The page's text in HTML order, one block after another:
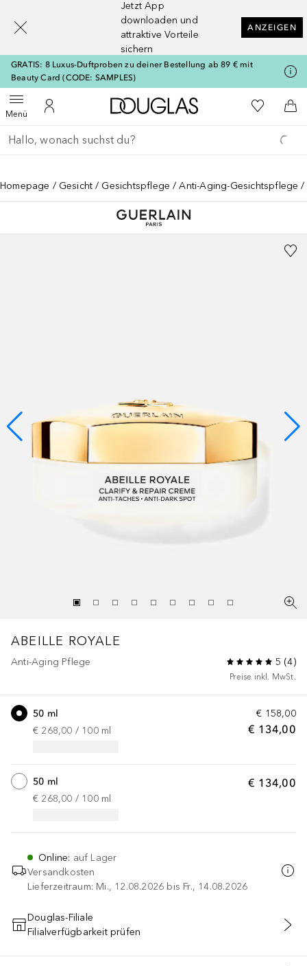
Jetzt App
downloaden und
attraktive Vorteile
sichern
ANZEIGEN
GRATIS: 8 Luxus-Duftproben zu deiner Bestellung ab 89 € mit
Beauty Card (CODE: SAMPLES)
MenüMenü öffnenZu Meinem Kundenkonto
Zur Douglas Startseite
Zu Meiner
Gehe zurück
Suche ausführen
Homepage Gesicht Gesichtspflege Anti-Aging-Gesichtspflege
ABEILLE ROYALE
Anti-Aging Pflege 5 (4)
Preise inkl. MwSt.
€ 158,00
€ 134,00
50 ml
€ 268,00 / 100 ml
€ 134,00
50 ml
€ 268,00 / 100 ml
Online: auf Lager
Versandkosten
Lieferzeitraum: Mi., 12.08.2026 bis Fr., 14.08.2026
IN DEN WARENKORB
Douglas-Filiale
Filialverfügbarkeit prüfen
[navigation.slideout.screenreader]